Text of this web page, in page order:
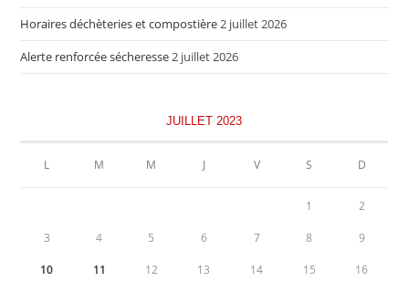
Horaires déchèteries et compostière2 juillet 2026
Alerte renforcée sécheresse2 juillet 2026
JUILLET 2023
L M M J V S D
1 2
3 4 5 6 7 8 9
10 11 12 13 14 15 16